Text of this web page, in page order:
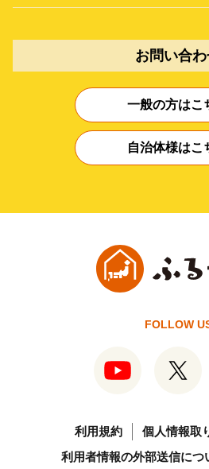
お問い合
一般の方はこ
自治体様はこ
FOLLOW
利用規約
個人情報取
利用者情報の外部送信につ